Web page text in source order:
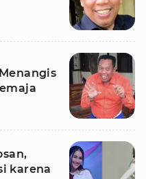
karena